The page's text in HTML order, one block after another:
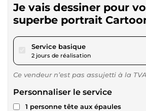
Je vais dessiner pour
superbe portrait
Service basiquepour 23,05 $US
2 jours de réalisation
Ce vendeur n’est pas assujetti à la
Personnaliser le service
1 personne tête aux épaules